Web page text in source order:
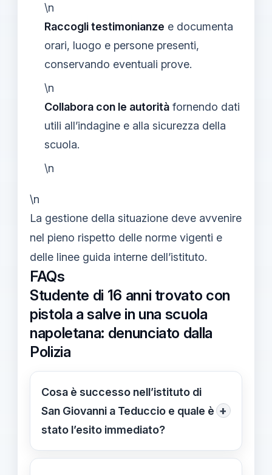
\n
Raccogli testimonianze e documenta
orari, luogo e persone presenti,
conservando eventuali prove.
\n
Collabora con le autorità fornendo dati
utili all’indagine e alla sicurezza della
scuola.
\n
\n
La gestione della situazione deve avvenire
nel pieno rispetto delle norme vigenti e
delle linee guida interne dell’istituto.
FAQs
Studente di 16 anni trovato con
pistola a salve in una scuola
napoletana: denunciato dalla
Polizia
Cosa è successo nell’istituto di
San Giovanni a Teduccio e quale è
stato l’esito immediato?
+
Un ragazzo di 16 anni è stato trovato